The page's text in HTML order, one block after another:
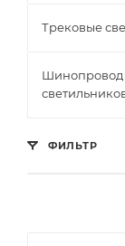
Трековые
Шинопровод
ФИЛЬТР